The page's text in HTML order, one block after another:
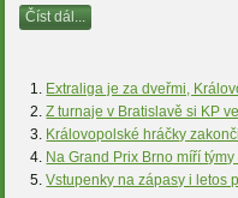
Číst dál...
Extraliga je za dveřmi,
Z turnaje v Bratislavě si KP
Královopolské hráčky
Na Grand Prix Brno míří
Vstupenky na zápasy i letos